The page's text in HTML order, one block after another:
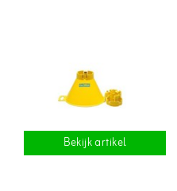
Bekijk artikel